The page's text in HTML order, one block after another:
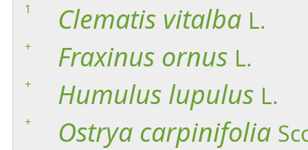
1 Clematis vitalba L.
+ Fraxinus ornus L.
+ Humulus lupulus L.
+ Ostrya carpinifolia